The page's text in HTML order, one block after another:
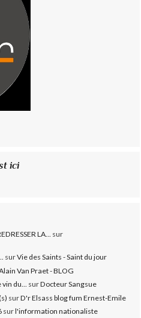
ici
LA... sur
surVie des Saints - Saint du jour
Van Praet - BLOG
du... surDocteur Sangsue
surD'r Elsass blog fum Ernest-Emile
surl'information nationaliste